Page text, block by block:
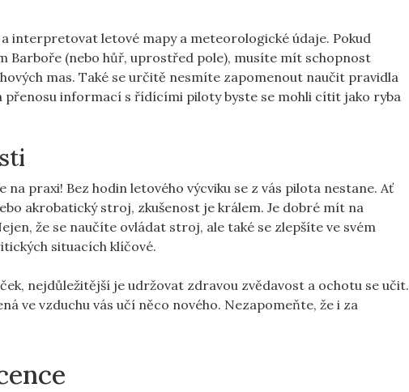
interpretovat letové mapy a meteorologické údaje. Pokud
Barboře (nebo hůř, uprostřed pole), musíte mít schopnost
mas. Také se určitě nesmíte zapomenout naučit pravidla
přenosu informací s řídícími piloty byste se mohli cítit jako ryba
praxi! Bez hodin letového výcviku se z vás pilota nestane. Ať
akrobatický stroj, zkušenost je králem. Je dobré mít na
že se naučíte ovládat stroj, ale také se zlepšíte ve svém
situacích klíčové.
nejdůležitější je udržovat zdravou zvědavost a ochotu se učit.
ve vzduchu vás učí něco nového. Nezapomeňte, že i za